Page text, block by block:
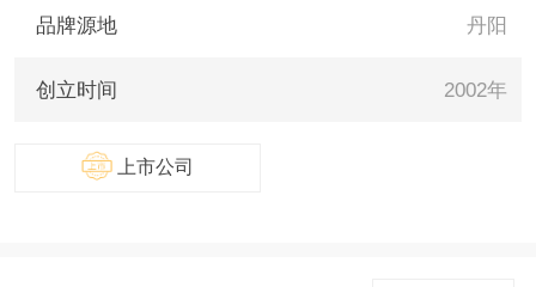
则，发展现代林业。
品牌源地 丹阳
创立时间 2002年
上市公司